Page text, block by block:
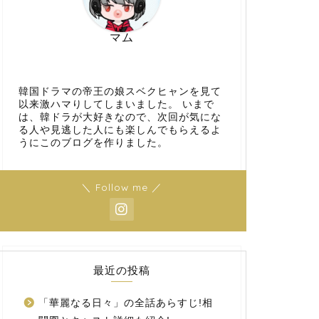
マム
韓国ドラマの帝王の娘スベクヒャンを見て
以来激ハマりしてしまいました。 いまで
は、韓ドラが大好きなので、次回が気にな
る人や見逃した人にも楽しんでもらえるよ
うにこのブログを作りました。
＼ Follow me ／
最近の投稿
「華麗なる日々」の全話あらすじ!相